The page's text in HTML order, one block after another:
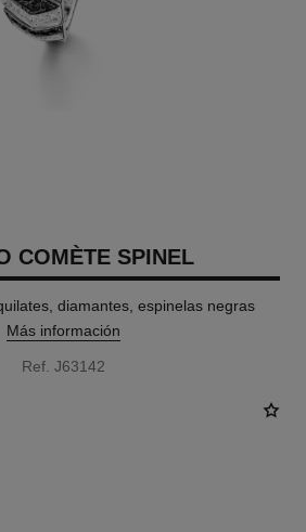
COMÈTE SPINEL
diamantes, espinelas negras
Más información
Ref. J63142